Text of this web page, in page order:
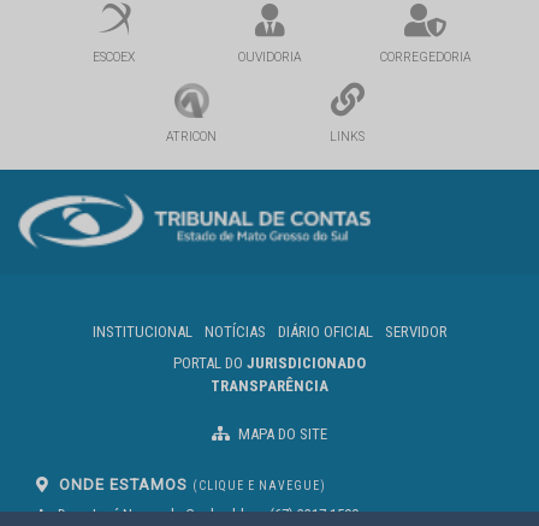
ESCOEX OUVIDORIA CORREGEDORIA
ATRICON LINKS
INSTITUCIONAL NOTÍCIAS DIÁRIO OFICIAL
SERVIDOR
PORTAL DO JURISDICIONADO
TRANSPARÊNCIA
MAPA DO SITE
ONDE ESTAMOS (CLIQUE E NAVEGUE)
Av. Des. José Nunes da Cunha, bloco(67) 3317-1500